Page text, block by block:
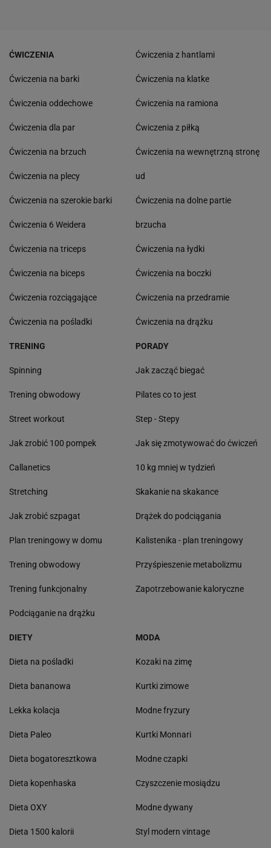
ĆWICZENIA
Ćwiczenia na barki
Ćwiczenia oddechowe
Ćwiczenia dla par
Ćwiczenia na brzuch
Ćwiczenia na plecy
Ćwiczenia na szerokie barki
Ćwiczenia 6 Weidera
Ćwiczenia na triceps
Ćwiczenia na biceps
Ćwiczenia rozciągające
Ćwiczenia na pośladki
Ćwiczenia z hantlami
Ćwiczenia na klatke
Ćwiczenia na ramiona
Ćwiczenia z piłką
Ćwiczenia na wewnętrzną stronę
ud
Ćwiczenia na dolne partie
brzucha
Ćwiczenia na łydki
Ćwiczenia na boczki
Ćwiczenia na przedramie
Ćwiczenia na drążku
TRENING
Spinning
Trening obwodowy
Street workout
Jak zrobić 100 pompek
Callanetics
Stretching
Jak zrobić szpagat
Plan treningowy w domu
Trening obwodowy
Trening funkcjonalny
Podciąganie na drążku
PORADY
Jak zacząć biegać
Pilates co to jest
Step - Stepy
Jak się zmotywować do ćwiczeń
10 kg mniej w tydzień
Skakanie na skakance
Drążek do podciągania
Kalistenika - plan treningowy
Przyśpieszenie metabolizmu
Zapotrzebowanie kaloryczne
DIETY
Dieta na pośladki
Dieta bananowa
Lekka kolacja
Dieta Paleo
Dieta bogatoresztkowa
Dieta kopenhaska
Dieta OXY
Dieta 1500 kalorii
MODA
Kozaki na zimę
Kurtki zimowe
Modne fryzury
Kurtki Monnari
Modne czapki
Czyszczenie mosiądzu
Modne dywany
Styl modern vintage